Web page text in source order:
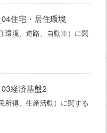
住宅・居住環境
環境、道路、自動車）に関
経済基盤2
所得、生産活動）に関する